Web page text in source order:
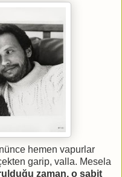
hemen vapurlar
garip, valla. Mesela
zaman, o sabit